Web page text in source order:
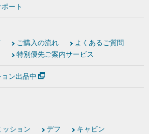
ート
ご購入の流れ
よくあるご質問
特別優先ご案内サービス
ン出品中
ッション デフ
キャビン